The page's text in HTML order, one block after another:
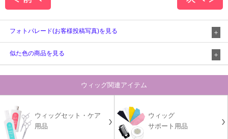
フォトパレード(お客様投稿写真)を見る
似た色の商品を見る
ウィッグ関連アイテム
ウィッグセット・ケア
用品
ウィッグ
サポート用品